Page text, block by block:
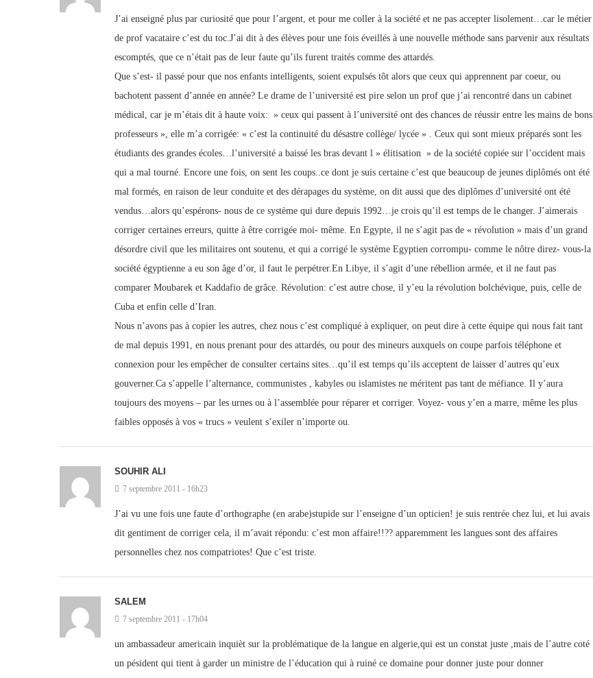
J’ai enseigné plus par curiosité que pour l’argent, et pour me coller à la société et ne pas accepter lisolement…car le métier
de prof vacataire c’est du toc.J’ai dit à des élèves pour une fois éveillés à une nouvelle méthode sans parvenir aux résultats
escomptés, que ce n’était pas de leur faute qu’ils furent traités comme des attardés.
Que s’est- il passé pour que nos enfants intelligents, soient expulsés tôt alors que ceux qui apprennent par coeur, ou
bachotent passent d’année en année? Le drame de l’université est pire selon un prof que j’ai rencontré dans un cabinet
médical, car je m’étais dit à haute voix: » ceux qui passent à l’université ont des chances de réussir entre les mains de bons
professeurs », elle m’a corrigée: « c’est la continuité du désastre collège/ lycée » . Ceux qui sont mieux préparés sont les
étudiants des grandes écoles…l’université a baissé les bras devant l » élitisation » de la société copiée sur l’occident mais
qui a mal tourné. Encore une fois, on sent les coups..ce dont je suis certaine c’est que beaucoup de jeunes diplômés ont été
mal formés, en raison de leur conduite et des dérapages du système, on dit aussi que des diplômes d’université ont été
vendus…alors qu’espérons- nous de ce système qui dure depuis 1992…je crois qu’il est temps de le changer. J’aimerais
corriger certaines erreurs, quitte à être corrigée moi- même. En Egypte, il ne s’agit pas de « révolution » mais d’un grand
désordre civil que les militaires ont soutenu, et qui a corrigé le système Egyptien corrompu- comme le nôtre direz- vous-la
société égyptienne a eu son âge d’or, il faut le perpétrer.En Libye, il s’agit d’une rébellion armée, et il ne faut pas
comparer Moubarek et Kaddafio de grâce. Révolution: c’est autre chose, il y’eu la révolution bolchévique, puis, celle de
Cuba et enfin celle d’Iran.
Nous n’avons pas à copier les autres, chez nous c’est compliqué à expliquer, on peut dire à cette équipe qui nous fait tant
de mal depuis 1991, en nous prenant pour des attardés, ou pour des mineurs auxquels on coupe parfois téléphone et
connexion pour les empêcher de consulter certains sites…qu’il est temps qu’ils acceptent de laisser d’autres qu’eux
gouverner.Ca s’appelle l’alternance, communistes , kabyles ou islamistes ne méritent pas tant de méfiance. Il y’aura
toujours des moyens – par les urnes ou à l’assemblée pour réparer et corriger. Voyez- vous y’en a marre, même les plus
faibles opposés à vos « trucs » veulent s’exiler n’importe ou.
SOUHIR ALI
7 septembre 2011 - 16h23
J’ai vu une fois une faute d’orthographe (en arabe)stupide sur l’enseigne d’un opticien! je suis rentrée chez lui, et lui avais
dit gentiment de corriger cela, il m’avait répondu: c’est mon affaire!!?? apparemment les langues sont des affaires
personnelles chez nos compatriotes! Que c’est triste.
SALEM
7 septembre 2011 - 17h04
un ambassadeur americain inquièt sur la problématique de la langue en algerie,qui est un constat juste ,mais de l’autre coté
un pésident qui tient à garder un ministre de l’éducation qui à ruiné ce domaine pour donner juste pour donner